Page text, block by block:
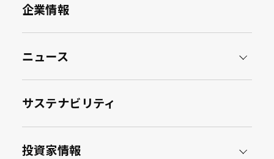
企業情報
ニュース
サステナビリティ
投資家情報